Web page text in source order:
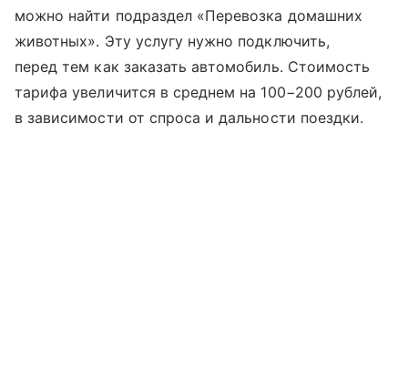
можно найти подраздел «Перевозка домашних
животных». Эту услугу нужно подключить,
перед тем как заказать автомобиль. Стоимость
тарифа увеличится в среднем на 100−200 рублей,
в зависимости от спроса и дальности поездки.